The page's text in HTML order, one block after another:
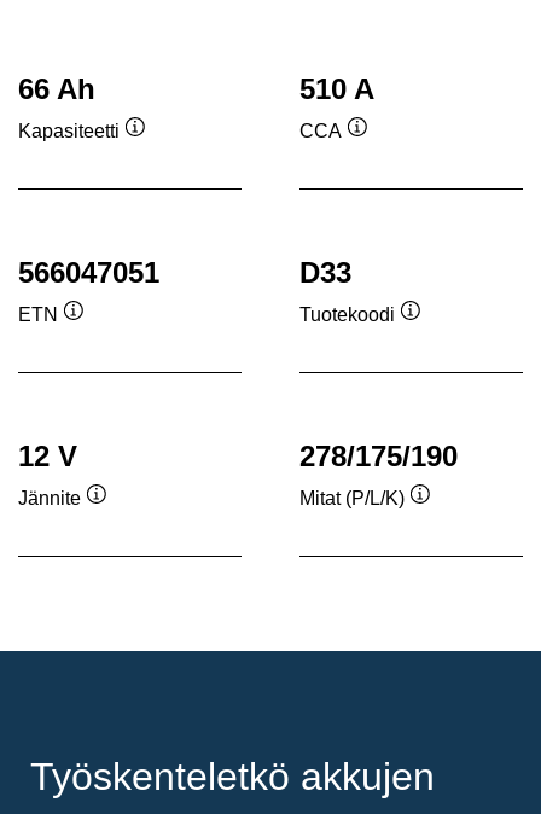
66 Ah
Kapasiteetti
510 A
CCA
566047051
ETN
D33
Tuotekoodi
12 V
Jännite
278/175/190
Mitat (P/L/K)
Työskenteletkö akkujen